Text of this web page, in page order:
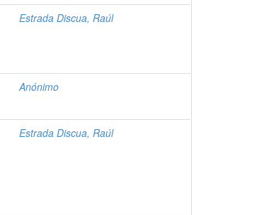
Estrada Discua, Raúl
Anónimo
Estrada Discua, Raúl